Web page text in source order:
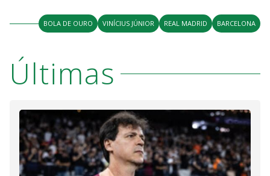
BOLA DE OURO VINÍCIUS JÚNIOR REAL MADRID BARCELONA
Últimas